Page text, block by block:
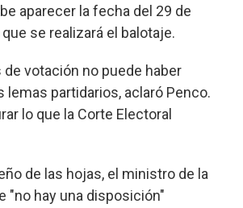
aparecer la fecha del 29 de
se realizará el balotaje.
de votación no puede haber
lemas partidarios, aclaró Penco.
lo que la Corte Electoral
de las hojas, el ministro de la
"no hay una disposición"